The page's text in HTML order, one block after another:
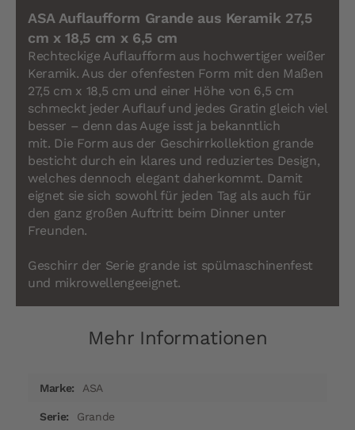
ASA Auflaufform Grande aus Keramik 27,5
cm x 18,5 cm x 6,5 cm
Rechteckige Auflaufform aus hochwertiger weißer
Keramik. Aus der ofenfesten Form mit den Maßen
27,5 cm x 18,5 cm und einer Höhe von 6,5 cm
schmeckt jeder Auflauf und jedes Gratin gleich viel
besser – denn das Auge isst ja bekanntlich
mit. Die Form aus der Geschirrkollektion grande
besticht durch ein klares und reduziertes Design,
welches dennoch elegant daherkommt. Damit
eignet sie sich sowohl für jeden Tag als auch für
den ganz großen Auftritt beim Dinner unter
Freunden.
Geschirr der Serie grande ist spülmaschinenfest
und mikrowellengeeignet.
Mehr Informationen
InformationenASA
Grande